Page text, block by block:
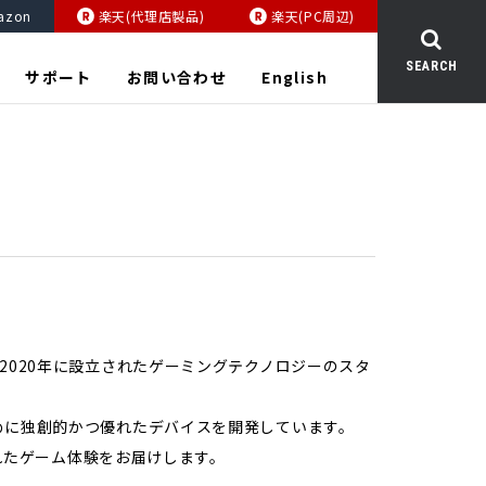
楽天(代理店製品) 楽天(PC周辺)
サポート お問い合わせ English SEARCH
年に設立されたゲーミングテクノロジーのスタ
独創的かつ優れたデバイスを開発しています。
ゲーム体験をお届けします。